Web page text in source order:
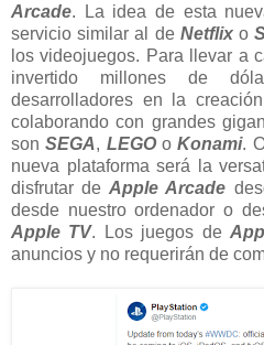
Arcade. La idea de esta
servicio similar al de Netflixo
los videojuegos. Para llevar a
invertido millones de
desarrolladores en la
colaborando con grandes
sonSEGA, LEGO oKonami.
nueva plataforma será la
disfrutar deApple Arcade
desde nuestro ordenador o
Apple TV. Los juegos de
anuncios y no requerirán de